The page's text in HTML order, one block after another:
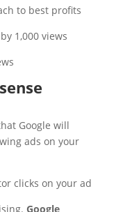
to best profits.
1,000 views.
Google will
ads on your
clicks on your ad.
Google